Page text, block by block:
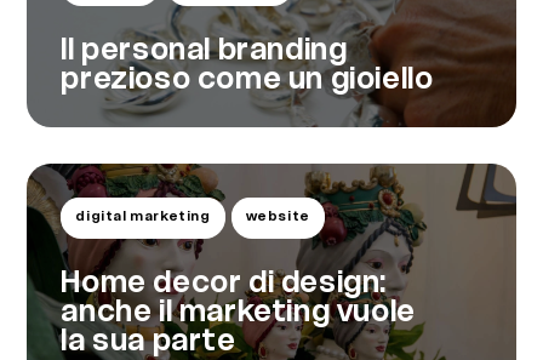
Il personal branding
prezioso come un gioiello
digital marketing website
Home decor di design:
anche il marketing vuole
la sua parte